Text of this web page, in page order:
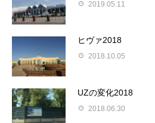
2019.05.11
ヒヴァ2018
2018.10.05
UZの変化2018
2018.06.30